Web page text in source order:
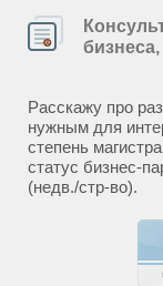
Расскажу про
нужным для
степень
статус бизнес-
(недв./стр-во).